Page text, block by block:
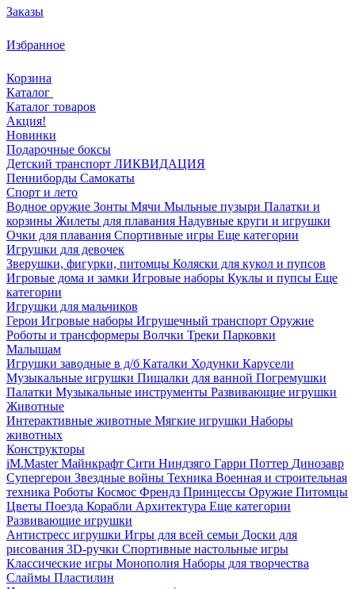
Заказы
Избранное
Корзина
Каталог
Каталог товаров
Акция!
Новинки
Подарочные боксы
Детский транспорт ЛИКВИДАЦИЯ
Пенниборды Самокаты
Спорт и лето
Водное оружие Зонты Мячи Мыльные пузыри Палатки и
корзины Жилеты для плавания Надувные круги и игрушки
Очки для плавания Спортивные игры Еще категории
Игрушки для девочек
Зверушки, фигурки, питомцы Коляски для кукол и пупсов
Игровые дома и замки Игровые наборы Куклы и пупсы Еще
категории
Игрушки для мальчиков
Герои Игровые наборы Игрушечный транспорт Оружие
Роботы и трансформеры Волчки Треки Парковки
Малышам
Игрушки заводные в д/б Каталки Ходунки Карусели
Музыкальные игрушки Пищалки для ванной Погремушки
Палатки Музыкальные инструменты Развивающие игрушки
Животные
Интерактивные животные Мягкие игрушки Наборы
животных
Конструкторы
iM.Master Майнкрафт Сити Ниндзяго Гарри Поттер Динозавр
Супергерои Звездные войны Техника Военная и строительная
техника Роботы Космос Френдз Принцессы Оружие Питомцы
Цветы Поезда Корабли Архитектура Еще категории
Развивающие игрушки
Антистресс игрушки Игры для всей семьи Доски для
рисования 3D-ручки Спортивные настольные игры
Классические игры Монополия Наборы для творчества
Слаймы Пластилин